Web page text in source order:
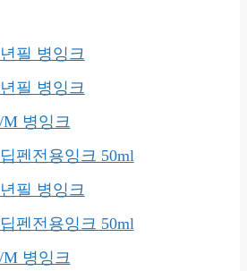
필 병잉크
필 병잉크
병잉크
펜전용잉크 50ml
필 병잉크
펜전용잉크 50ml
M 병잉크